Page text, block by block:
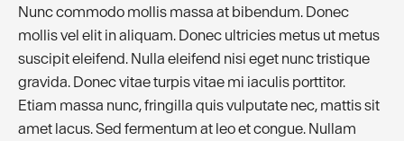
Nunc commodo mollis massa at bibendum. Donec
mollis vel elit in aliquam. Donec ultricies metus ut metus
suscipit eleifend. Nulla eleifend nisi eget nunc tristique
gravida. Donec vitae turpis vitae mi iaculis porttitor.
Etiam massa nunc, fringilla quis vulputate nec, mattis sit
amet lacus. Sed fermentum at leo et congue. Nullam